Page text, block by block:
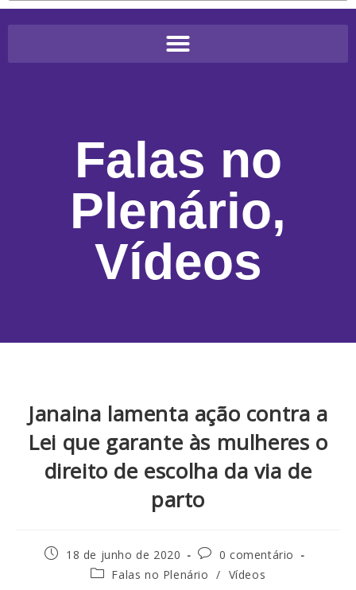
Falas no
Plenário,
Vídeos
Janaina lamenta ação contra a
Lei que garante às mulheres o
direito de escolha da via de
parto
18 de junho de 2020
0 comentário
Falas no Plenário / Vídeos